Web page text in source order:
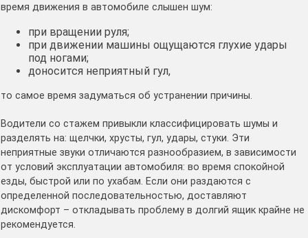
время движения в автомобиле слышен шум:
при вращении руля;
при движении машины ощущаются глухие удары
под ногами;
доносится неприятный гул,
то самое время задуматься об устранении причины.
Водители со стажем привыкли классифицировать шумы и
разделять на: щелчки, хрусты, гул, удары, стуки. Эти
неприятные звуки отличаются разнообразием, в зависимости
от условий эксплуатации автомобиля: во время спокойной
езды, быстрой или по ухабам. Если они раздаются с
определенной последовательностью, доставляют
дискомфорт – откладывать проблему в долгий ящик крайне не
рекомендуется.